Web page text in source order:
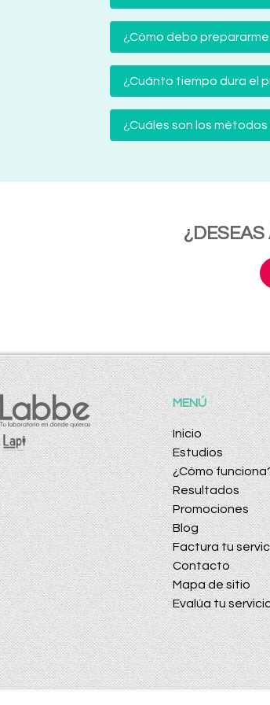
¿Cómo debo
¿Cuánto tiempo dura el
¿Cuáles son los
MENÚ
Inicio
Estudios
¿Cómo
Resultados
Promociones
Blog
Factura tu
Contacto
Mapa de sitio
Evalúa tu